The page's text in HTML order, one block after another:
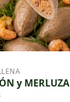
y MERLUZA